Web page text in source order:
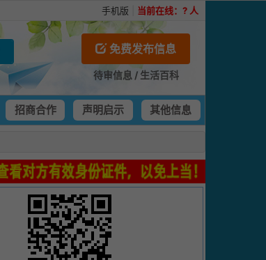
手机版 当前在线： ? 人
免费发布信息
待审信息 / 生活百科
招商合作 声明启示 其他信息